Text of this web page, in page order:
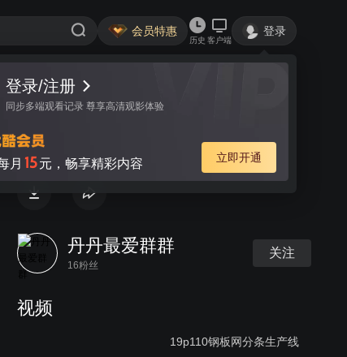
会员特惠
历史 客户端
登录
登录/注册
同步多端观看记录 尊享高清观影体验
月 15元，畅享精彩内容 立即开通
视频 讨论
18b107 有筋扩张网 Rib Lath
丹丹最爱群群
16粉丝
关注
视频
19p110钢板网分条生产线